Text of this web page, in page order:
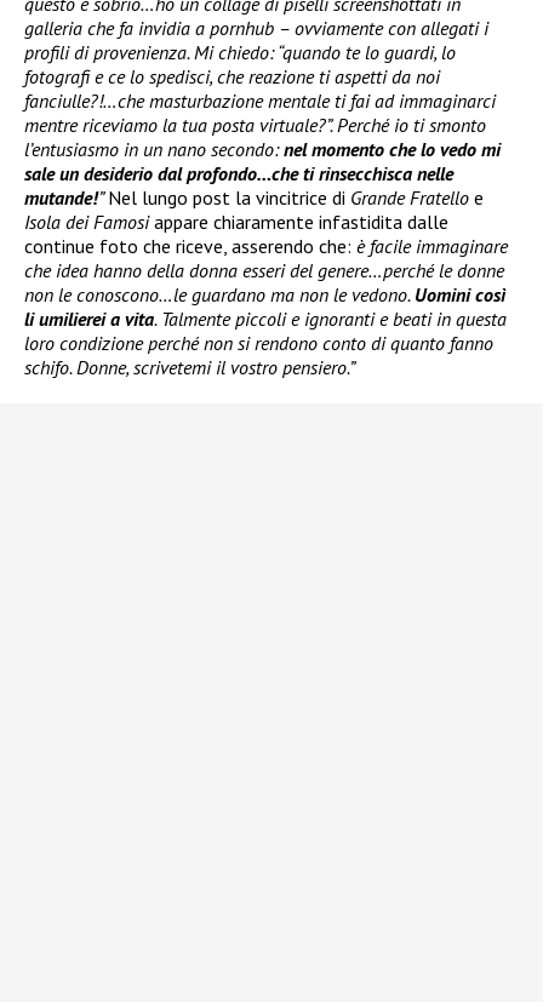
galleria che fa invidia a pornhub – ovviamente con allegati i
profili di provenienza. Mi chiedo: “quando te lo guardi, lo
fotografi e ce lo spedisci, che reazione ti aspetti da noi
fanciulle?!…che masturbazione mentale ti fai ad immaginarci
mentre riceviamo la tua posta virtuale?”. Perché io ti smonto
l’entusiasmo in un nano secondo:nel momento che lo vedo mi
sale un desiderio dal profondo…che ti rinsecchisca nelle
mutande!”Nel lungo post la vincitrice di Grande Fratello e
Isola dei Famosiappare chiaramente infastidita dalle
continue foto che riceve, asserendo che: è facile immaginare
che idea hanno della donna esseri del genere…perché le donne
non le conoscono…le guardano ma non le vedono. Uomini così
li umilierei a vita. Talmente piccoli e ignoranti e beati in questa
loro condizione perché non si rendono conto di quanto fanno
schifo. Donne, scrivetemi il vostro pensiero.”